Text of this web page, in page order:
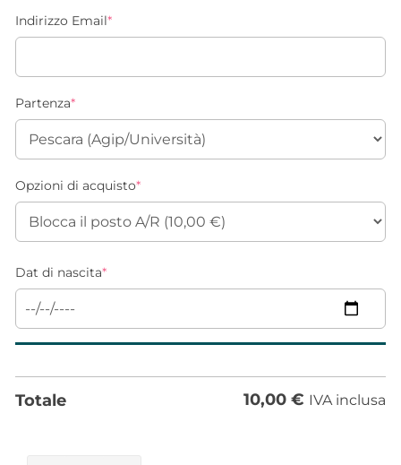
Indirizzo Email*
Partenza*
Opzioni di acquisto*
Dat di nascita*
Totale 10,00 € IVA inclusa